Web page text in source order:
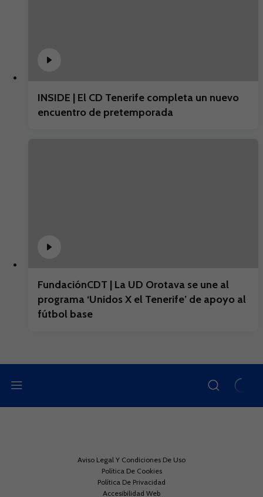
INSIDE | El CD Tenerife completa un nuevo
encuentro de pretemporada
FundaciónCDT | La UD Orotava se une al
programa ‘Unidos X el Tenerife’ de apoyo al
fútbol base
Aviso Legal Y Condiciones De Uso
Política De Cookies
Política De Privacidad
Accesibilidad Web